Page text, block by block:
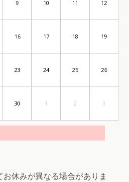
9 10 11 12
16 17 18 19
23 24 25 26
30 1 2 3
休みが異なる場合がありま